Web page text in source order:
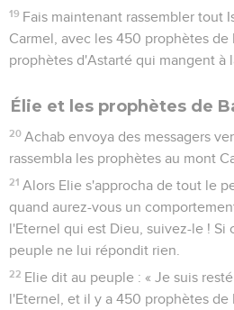
son serviteur.
4 Quant à lui, il marcha toute une
puis il s'assit sous un genêt et
ne suis pas meilleur que mes
Il se coucha et s'endormit sous un
ange le toucha et lui dit : « Lève-toi
Elie regarda et il vit à son chevet
pierres chauffées ainsi qu’une
but, puis se recoucha.
L'ange de l'Eternel vint une
« Lève-toi et mange, car le chemin
8 Il se leva, mangea et but. Puis,